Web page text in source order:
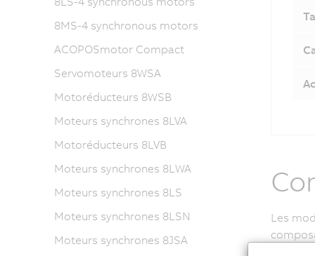
Les
8MS-4 synchronous motors
ACOPOSmotor Compact
Servomoteurs 8WSA
Motoréducteurs 8WSB
Moteurs synchrones 8LVA
Motoréducteurs 8LVB
Moteurs synchrones 8LWA
Moteurs synchrones 8LS
Moteurs synchrones 8LSN
Moteurs synchrones 8JSA